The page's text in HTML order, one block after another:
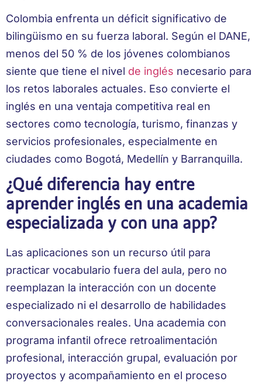
Colombia enfrenta un déficit significativo de
bilingüismo en su fuerza laboral. Según el DANE,
menos del 50 % de los jóvenes colombianos
siente que tiene el nivel de inglés necesario para
los retos laborales actuales. Eso convierte el
inglés en una ventaja competitiva real en
sectores como tecnología, turismo, finanzas y
servicios profesionales, especialmente en
ciudades como Bogotá, Medellín y Barranquilla.
¿Qué diferencia hay entre
aprender inglés en una academia
especializada y con una app?
Las aplicaciones son un recurso útil para
practicar vocabulario fuera del aula, pero no
reemplazan la interacción con un docente
especializado ni el desarrollo de habilidades
conversacionales reales. Una academia con
programa infantil ofrece retroalimentación
profesional, interacción grupal, evaluación por
proyectos y acompañamiento en el proceso